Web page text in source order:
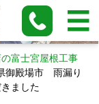
富士宮屋根工事
御殿場市 雨漏り
ました